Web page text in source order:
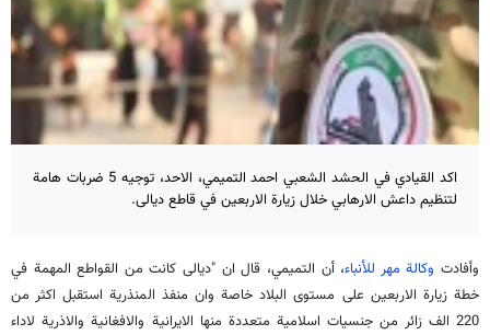
اكد القيادي في الحشد الشعبي احمد التميمي، الاحد، توجيه 5 ضربات هامة
لتنظيم داعش الارهابي خلال زيارة الاربعين في قاطع ديالى.
وأفادت وكالة مهر للأنباء، أن التميمي، قال ان "ديالى كانت من القواطع المهمة في
خطة زيارة الاربعين على مستوى البلاد خاصة وان منفذ المنذرية استقبل اكثر من
220 الف زائر من جنسيات اسلامية متعددة منها الايرانية والافغانية والاذرية لاداء